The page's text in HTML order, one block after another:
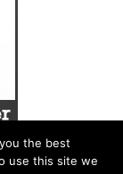
the best
use this site we